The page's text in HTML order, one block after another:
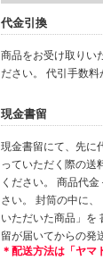
代金引換
商品をお受け取りい
ださい。 代引手数料
現金書留
現金書留にて、先に
っていただく際の送
ください。 商品代
さい。 封筒の中に
いただいた商品」を
留が届いてからの発
＊配送方法は「ヤマ